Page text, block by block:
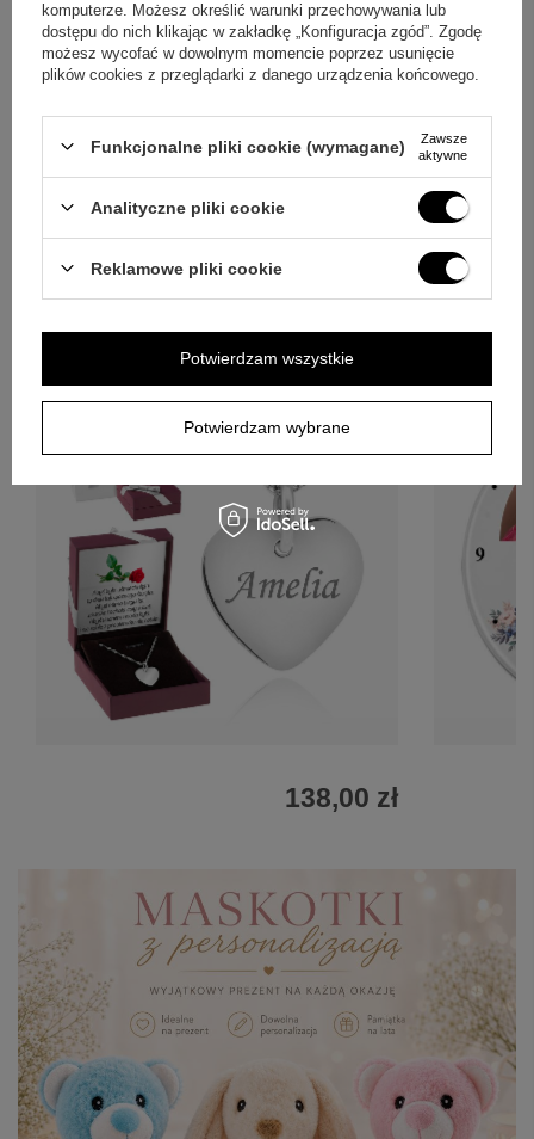
Personalizowany piórnik czterokomorowy
Duża
z dedykacją
BESTSELLERY
138,00 zł
komputerze. Możesz określić warunki przechowywania lub
dostępu do nich klikając w zakładkę „Konfiguracja zgód”. Zgodę
możesz wycofać w dowolnym momencie poprzez usunięcie
plików cookies z przeglądarki z danego urządzenia końcowego.
Funkcjonalne pliki cookie (wymagane)
Zawsze
aktywne
Analityczne pliki cookie
Reklamowe pliki cookie
Potwierdzam wybrane
Potwierdzam wszystkie